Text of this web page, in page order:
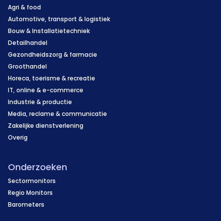
Agri & food
Automotive, transport & logistiek
Bouw & Installatietechniek
Detailhandel
Gezondheidszorg & farmacie
Groothandel
Horeca, toerisme & recreatie
IT, online & e-commerce
Industrie & productie
Media, reclame & communicatie
Zakelijke dienstverlening
Overig
Onderzoeken
Sectormonitors
Regio Monitors
Barometers